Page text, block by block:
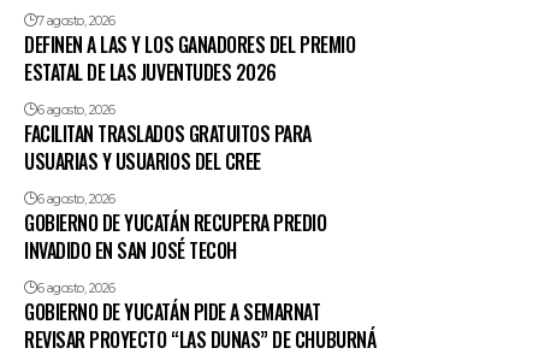
7 agosto, 2026
DEFINEN A LAS Y LOS GANADORES DEL PREMIO
ESTATAL DE LAS JUVENTUDES 2026
6 agosto, 2026
FACILITAN TRASLADOS GRATUITOS PARA
USUARIAS Y USUARIOS DEL CREE
6 agosto, 2026
GOBIERNO DE YUCATÁN RECUPERA PREDIO
INVADIDO EN SAN JOSÉ TECOH
6 agosto, 2026
GOBIERNO DE YUCATÁN PIDE A SEMARNAT
REVISAR PROYECTO “LAS DUNAS” DE CHUBURNÁ